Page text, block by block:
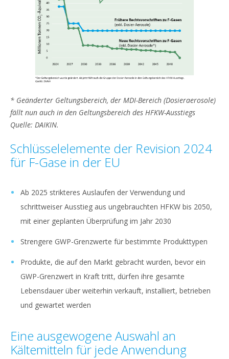
* Geänderter Geltungsbereich, der MDI-Bereich (Dosieraerosole)
fällt nun auch in den Geltungsbereich des HFKW-Ausstiegs
Quelle: DAIKIN.
Schlüsselelemente der Revision 2024
für F-Gase in der EU
Ab 2025 strikteres Auslaufen der Verwendung und
schrittweiser Ausstieg aus ungebrauchten HFKW bis 2050,
mit einer geplanten Überprüfung im Jahr 2030
Strengere GWP-Grenzwerte für bestimmte Produkttypen
Produkte, die auf den Markt gebracht wurden, bevor ein
GWP-Grenzwert in Kraft tritt, dürfen ihre gesamte
Lebensdauer über weiterhin verkauft, installiert, betrieben
und gewartet werden
Eine ausgewogene Auswahl an
Kältemitteln für jede Anwendung